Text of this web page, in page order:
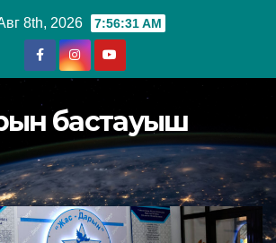
8th, 2026 7:56:31 AM
бастауыш